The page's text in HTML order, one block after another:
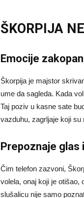
ŠKORPIJA
Emocije
Škorpija je majstor
ume da sagleda. Kada
Taj poziv u kasne sate
vazduhu, zagrljaje koji su
Prepoznaje glas
Čim telefon zazvoni,
volela, onaj koji je otišao,
slušalicu nije samo